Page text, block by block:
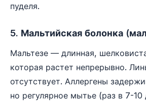
пуделя.
5. Мальтийская болонка
Мальтезе — длинная,
которая растет непрерывно.
отсутствует. Аллергены
но регулярное мытье (раз в 7-10